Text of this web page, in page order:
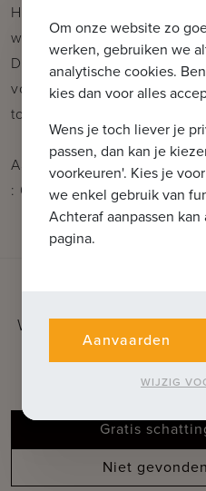
Huisdier(en) & roken is
wordt enkel particulier
Dit appartement is niet te
voor minimaal 3 maanden
tot voor paasvakantie.
Aarzel niet om ons te
: 050 62 44 14 of via
WAT KUNNEN WE
Ontdek onze
Gratis
Niet
Om onze website zo
werken, gebruiken we
analytische cookies.
kies dan voor alles
Wens je toch liever je
passen, dan kan je
voorkeuren'. Kies je
we enkel gebruik van
Achteraf aanpassen
pagina.
Aanvaarden
WIJZIG